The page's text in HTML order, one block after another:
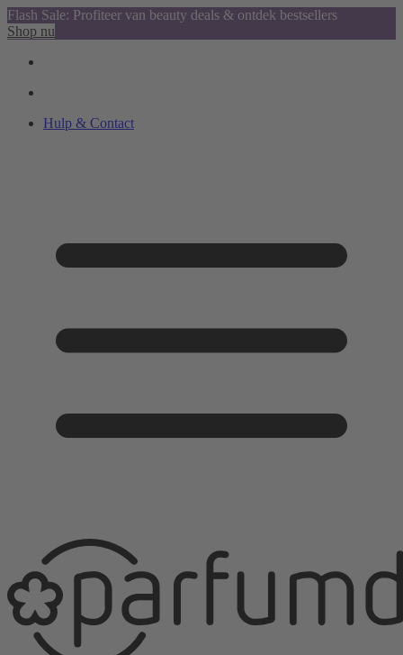
Flash Sale: Profiteer van beauty deals & ontdek bestsellers
Shop nu
Hulp & Contact